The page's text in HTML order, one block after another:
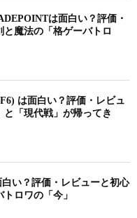
は面白い？評価・
と魔法の「格ゲーバトロ
は面白い？評価・レビュ
「現代戦」が帰ってき
白い？評価・レビューと初心
ロワの「今」